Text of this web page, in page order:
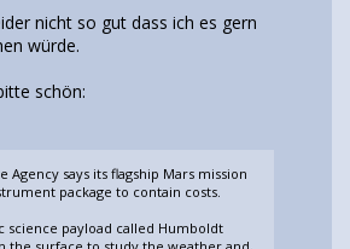
nicht so gut dass ich es gern
würde.
schön:
Agency says its flagship Mars mission
package to contain costs.
science payload called Humboldt